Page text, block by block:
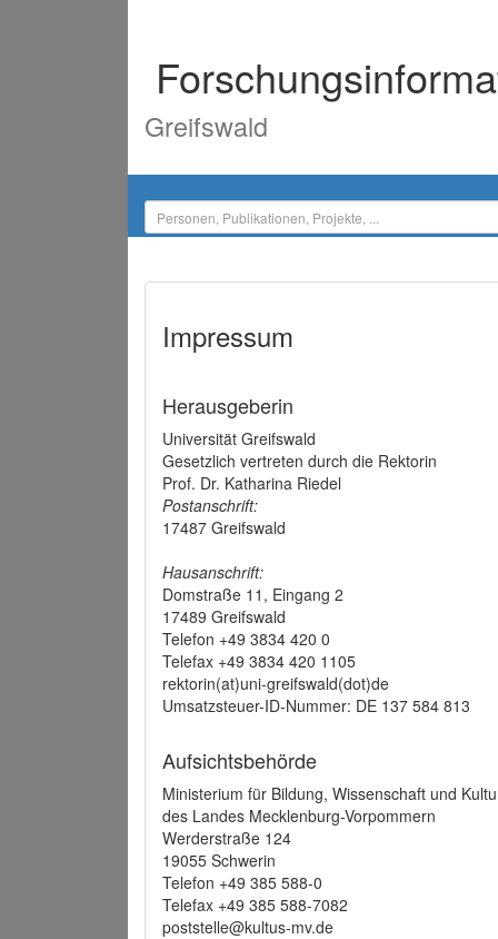
Greifswald
Impressum
Herausgeberin
Universität Greifswald
Gesetzlich vertreten durch die Rektorin
Prof. Dr. Katharina Riedel
Postanschrift:
17487 Greifswald
Hausanschrift:
Domstraße 11, Eingang 2
17489 Greifswald
Telefon +49 3834 420 0
Telefax +49 3834 420 1105
rektorin(at)uni-greifswald(dot)de
Umsatzsteuer-ID-Nummer: DE 137 584 813
Aufsichtsbehörde
Ministerium für Bildung, Wissenschaft und
des Landes Mecklenburg-Vorpommern
Werderstraße 124
19055 Schwerin
Telefon +49 385 588-0
Telefax +49 385 588-7082
poststelle@kultus-mv.de